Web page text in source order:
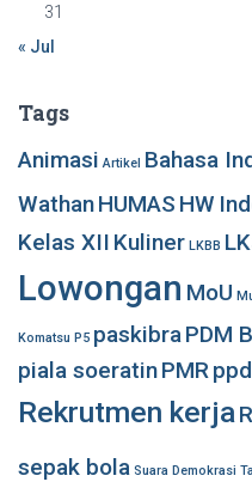
31
« Jul
Tags
Animasi Artikel Bahasa
WathanHUMAS HW
Kelas XII Kuliner LKBB
Lowongan MoU
Komatsu P5 paskibraPDM
piala soeratinPMR
Rekrutmen kerja
sepak bola Suara Demokrasi